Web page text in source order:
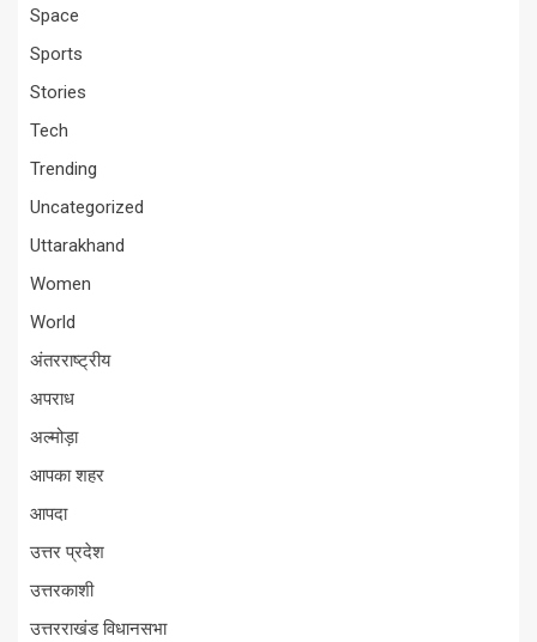
Space
Sports
Stories
Tech
Trending
Uncategorized
Uttarakhand
Women
World
अंतरराष्ट्रीय
अपराध
अल्मोड़ा
आपका शहर
आपदा
उत्तर प्रदेश
उत्तरकाशी
उत्तरराखंड विधानसभा